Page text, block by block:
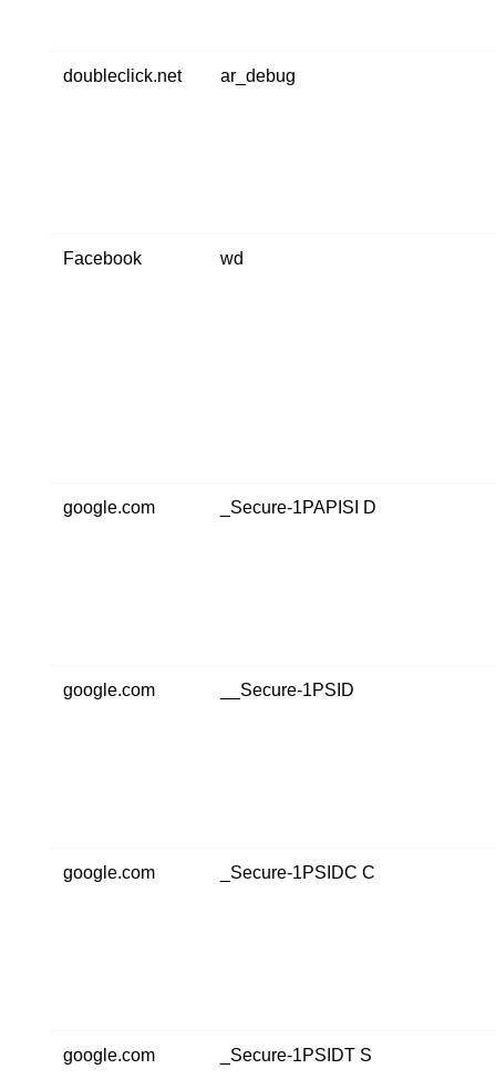
doubleclick.net ar_debug
Facebook wd
google.com _Secure-1PAPISI D
google.com __Secure-1PSID
google.com _Secure-1PSIDC C
google.com _Secure-1PSIDT S